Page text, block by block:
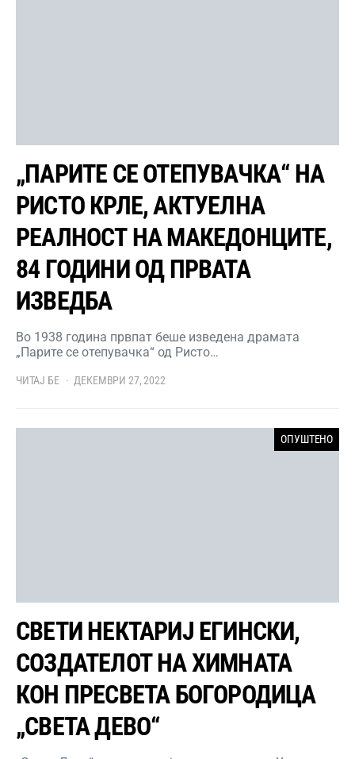
„ПАРИТЕ СЕ ОТЕПУВАЧКА“ НА
РИСТО КРЛЕ, АКТУЕЛНА
РЕАЛНОСТ НА МАКЕДОНЦИТЕ,
84 ГОДИНИ ОД ПРВАТА
ИЗВЕДБА
Во 1938 година првпат беше изведена драмата
„Парите се отепувачка“ од Ристо…
ЧИТАЈ БЕ ДЕКЕМВРИ 27, 2022
ОПУШТЕНО
СВЕТИ НЕКТАРИЈ ЕГИНСКИ,
СОЗДАТЕЛОТ НА ХИМНАТА
КОН ПРЕСВЕТА БОГОРОДИЦА
„СВЕТА ДЕВО“